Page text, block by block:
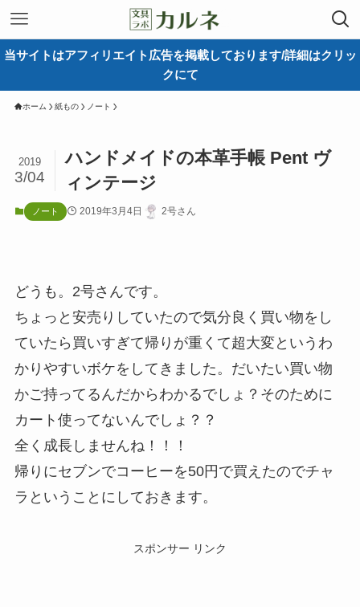
当サイトはアフィリエイト広告を掲載しております/詳細はクリッ
クにて
ホーム 紙もの ノート
ハンドメイドの本革手帳 Pent ヴ
ィンテージ
2019
3/04
ノート 2019年3月4日 2号さん
どうも。2号さんです。
ちょっと安売りしていたので気分良く買い物をし
ていたら買いすぎて帰りが重くて超大変というわ
かりやすいボケをしてきました。だいたい買い物
かご持ってるんだからわかるでしょ？そのために
カート使ってないんでしょ？？
全く成長しませんね！！！
帰りにセブンでコーヒーを50円で買えたのでチャ
ラということにしておきます。
スポンサー リンク